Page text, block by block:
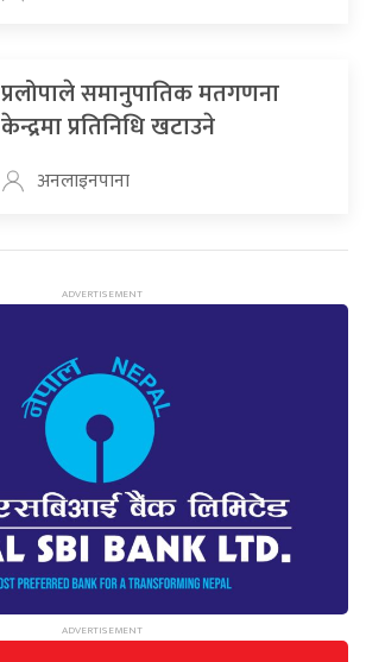
प्रलोपाले समानुपातिक मतगणना
केन्द्रमा प्रतिनिधि खटाउने
अनलाइनपाना